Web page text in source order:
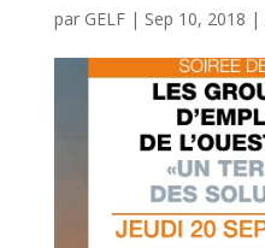
par GELF| Sep 10, 2018 |